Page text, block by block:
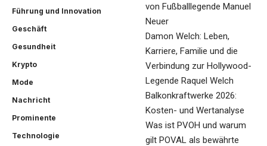
Führung und Innovation
Geschäft
Gesundheit
Krypto
Mode
Nachricht
Prominente
Technologie
von Fußballlegende Manuel
Neuer
Damon Welch: Leben,
Karriere, Familie und die
Verbindung zur Hollywood-
Legende Raquel Welch
Balkonkraftwerke 2026:
Kosten- und Wertanalyse
Was ist PVOH und warum
gilt POVAL als bewährte